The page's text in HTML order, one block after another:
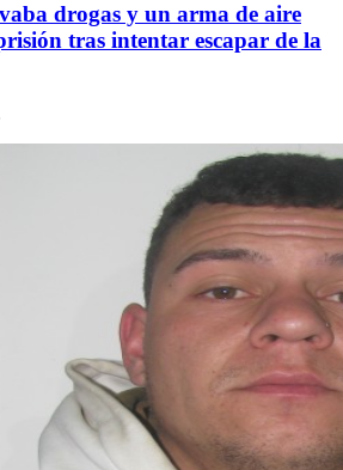
drogas y un arma de aire
tras intentar escapar de la